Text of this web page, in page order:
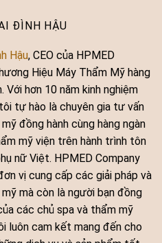
ĐÌNH HẬU
Hậu, CEO của HPMED
Hiệu Máy Thẩm Mỹ hàng
Với hơn 10 năm kinh nghiệm
tự hào là chuyên gia tư vấn
đồng hành cùng hàng ngàn
mỹ viện trên hành trình tôn
nữ Việt. HPMED Company
vị cung cấp các giải pháp và
mà còn là người bạn đồng
các chủ spa và thẩm mỹ
luôn cam kết mang đến cho